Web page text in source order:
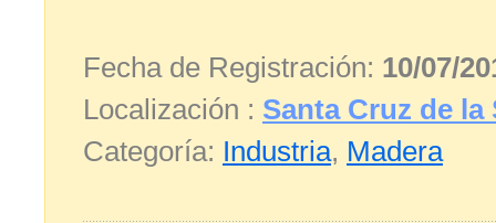
Fecha de Registración: 10/07/
Localización : Santa Cruz de la
Categoría: Industria, Madera